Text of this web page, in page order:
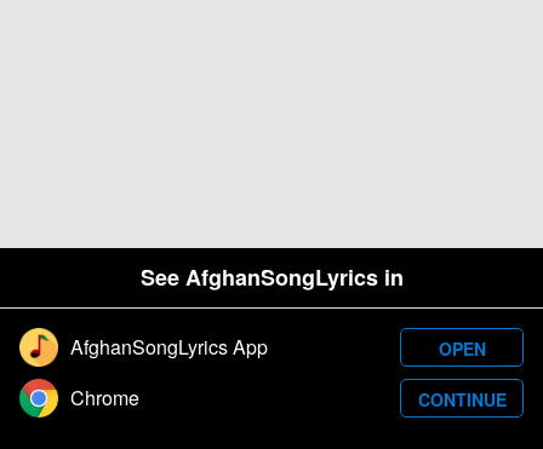
See AfghanSongLyrics in
AfghanSongLyrics App OPEN
Chrome CONTINUE
Designed and developed by Samim Wafa. Â© 2026